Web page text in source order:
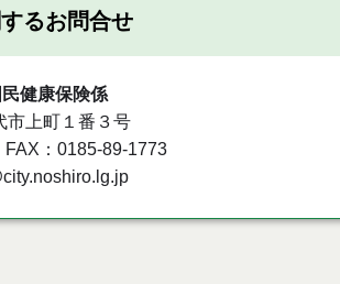
るお問合せ
健康保険係
市上町１番３号
FAX：0185-89-1773